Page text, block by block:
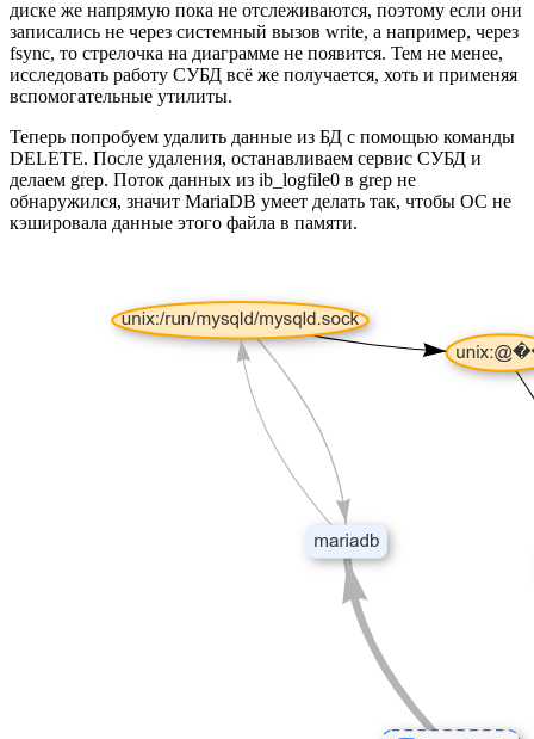
диске же напрямую пока не отслеживаются, поэтому если они
записались не через системный вызов write, а например, через
fsync, то стрелочка на диаграмме не появится. Тем не менее,
исследовать работу СУБД всё же получается, хоть и применяя
вспомогательные утилиты.
Теперь попробуем удалить данные из БД с помощью команды
DELETE. После удаления, останавливаем сервис СУБД и
делаем grep. Поток данных из ib_logfile0 в grep не
обнаружился, значит MariaDB умеет делать так, чтобы ОС не
кэшировала данные этого файла в памяти.